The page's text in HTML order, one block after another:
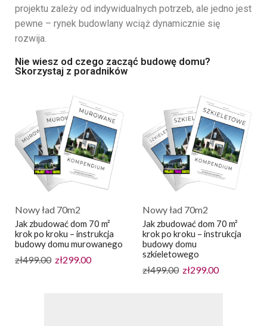
projektu zależy od indywidualnych potrzeb, ale jedno jest
pewne – rynek budowlany wciąż dynamicznie się
rozwija.
Nie wiesz od czego zacząć budowę domu?
Skorzystaj z poradników
Nowy ład 70m2
Jak zbudować dom 70 m²
krok po kroku – instrukcja
budowy domu murowanego
zł499.00 zł299.00
Nowy ład 70m2
Jak zbudować dom 70 m²
krok po kroku – instrukcja
budowy domu
szkieletowego
zł499.00 zł299.00